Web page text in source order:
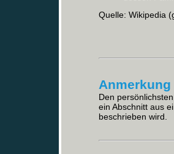
Quelle: Wikipedia
Den
ein Abschnitt aus
beschrieben wird.